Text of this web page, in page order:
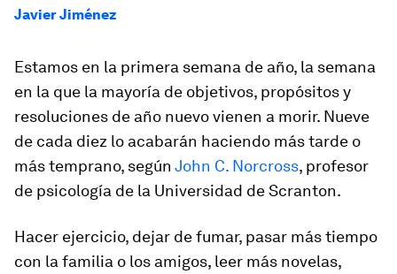
Javier Jiménez
Estamos en la primera semana de año, la semana
en la que la mayoría de objetivos, propósitos y
resoluciones de año nuevo vienen a morir. Nueve
de cada diez lo acabarán haciendo más tarde o
más temprano, según John C. Norcross, profesor
de psicología de la Universidad de Scranton.
Hacer ejercicio, dejar de fumar, pasar más tiempo
con la familia o los amigos, leer más novelas,